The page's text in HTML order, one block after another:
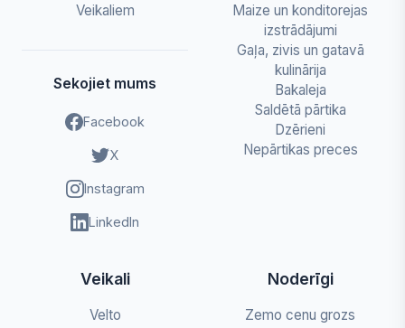
Veikaliem
Sekojiet mums
Facebook
X
Instagram
LinkedIn
Maize un konditorejas
izstrādājumi
Gaļa, zivis un gatavā
kulinārija
Bakaleja
Saldētā pārtika
Dzērieni
Nepārtikas preces
Veikali
Velto
Noderīgi
Zemo cenu grozs